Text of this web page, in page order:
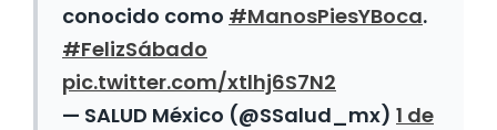
conocido como #ManosPiesYBoca.
#FelizSábado
pic.twitter.com/xtlhj6S7N2
— SALUD México (@SSalud_mx) 1 de